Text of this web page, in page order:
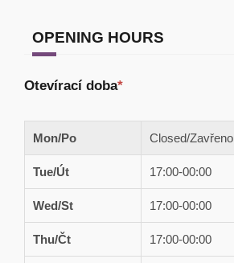
OPENING HOURS
Otevírací doba*
Mon/Po Closed/Zavřeno
Tue/Út 17:00-00:00
Wed/St 17:00-00:00
Thu/Čt 17:00-00:00